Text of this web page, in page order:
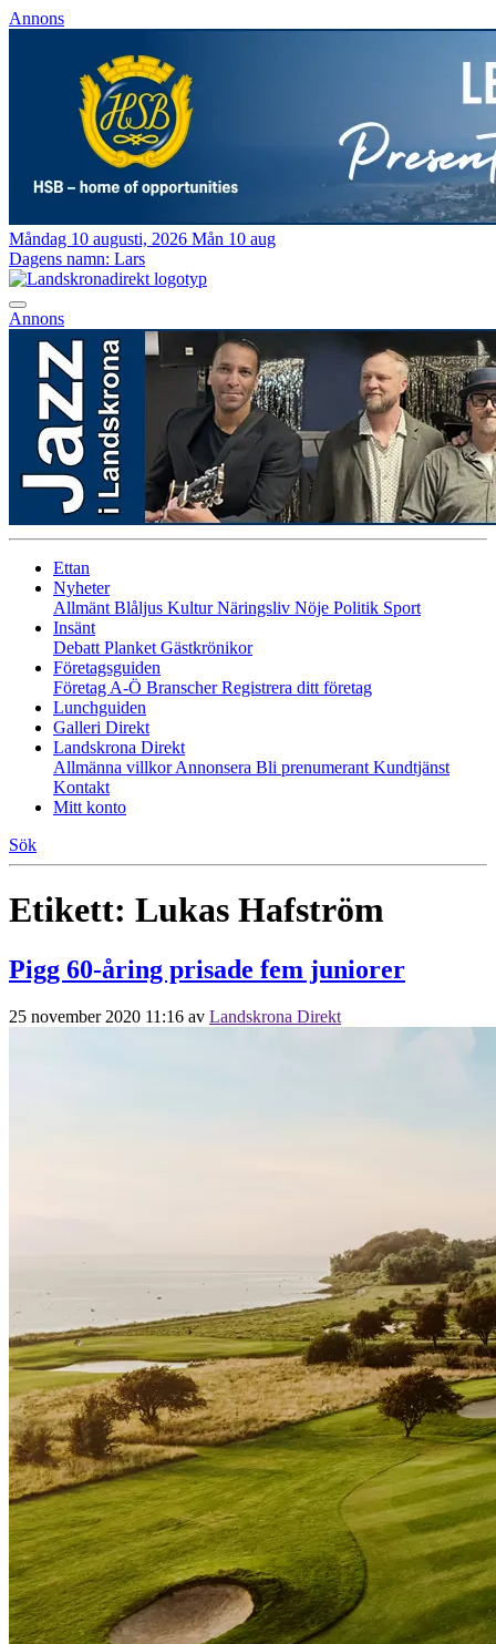
Annons
Måndag 10 augusti, 2026 Mån 10 aug
Dagens namn: Lars
Annons
Ettan
Nyheter
Allmänt Blåljus KulturNäringsliv Nöje Politik Sport
Insänt
Debatt Planket Gästkrönikor
Företagsguiden
Företag A-Ö BranscherRegistrera ditt företag
Lunchguiden
Galleri Direkt
Landskrona Direkt
Allmänna villkorAnnonsera Bli prenumerant Kundtjänst
Kontakt
Mitt konto
Sök
Etikett: Lukas Hafström
Pigg 60-åring prisade fem juniorer
25 november 2020 11:16 av Landskrona Direkt